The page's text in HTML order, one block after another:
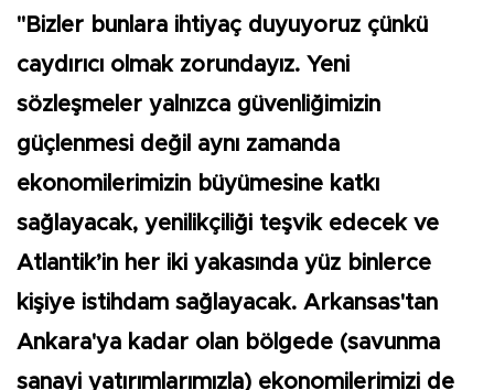
"Bizler bunlara ihtiyaç duyuyoruz çünkü
caydırıcı olmak zorundayız. Yeni
sözleşmeler yalnızca güvenliğimizin
güçlenmesi değil aynı zamanda
ekonomilerimizin büyümesine katkı
sağlayacak, yenilikçiliği teşvik edecek ve
Atlantik’in her iki yakasında yüz binlerce
kişiye istihdam sağlayacak. Arkansas'tan
Ankara'ya kadar olan bölgede (savunma
sanayi yatırımlarımızla) ekonomilerimizi de